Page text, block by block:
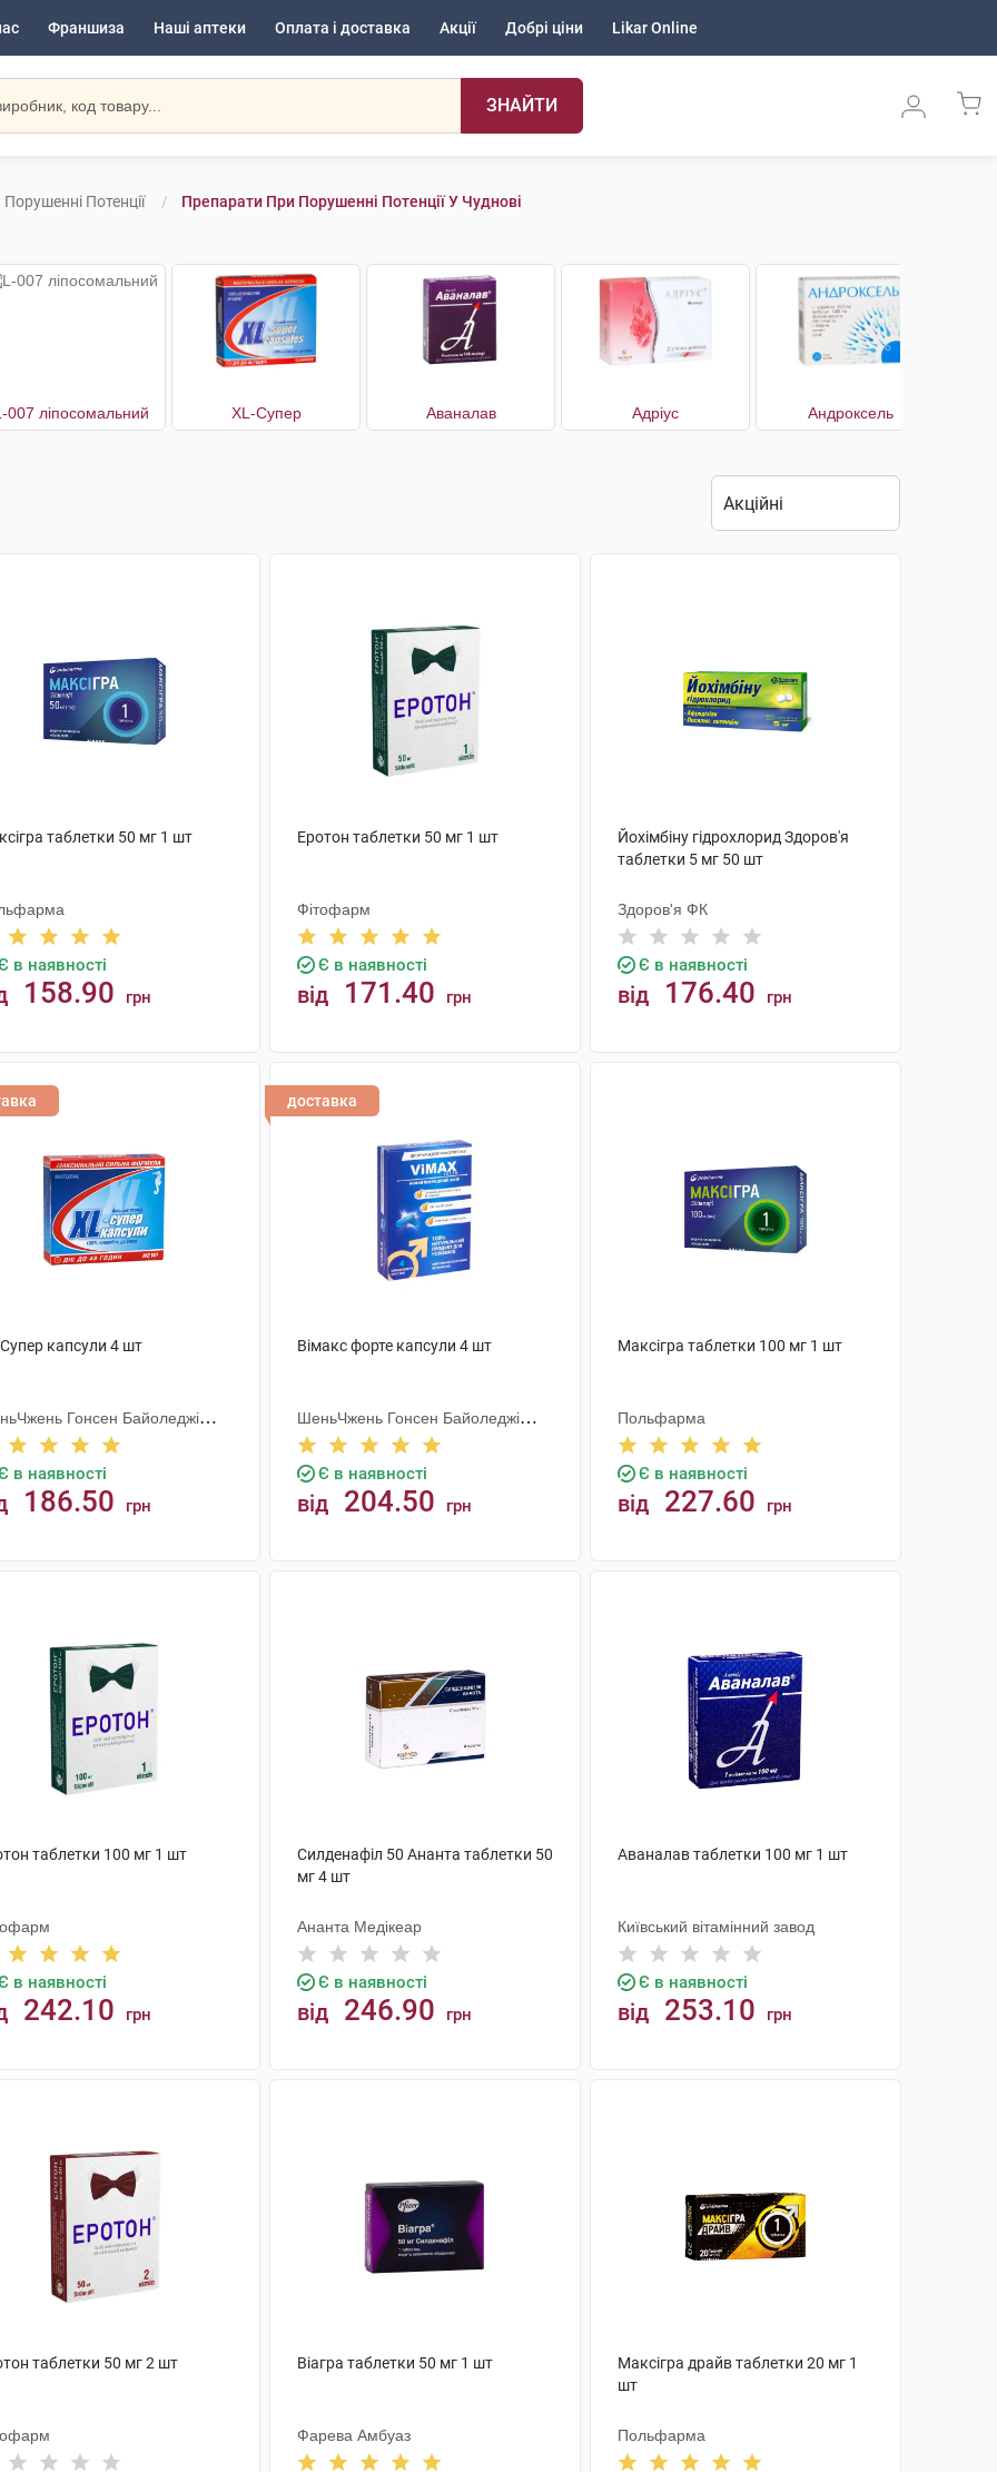
Франшиза Наші аптеки Оплата і доставка Акції Добрі ціни Likar Online
ЗНАЙТИ
Потенції Препарати При Порушенні Потенції У Чуднові
007 ліпосомальний XL-Супер Аваналав Адріус Андроксель
таблетки 50 мг 1 шт
в наявності
158.90 грн
Еротон таблетки 50 мг 1 шт
Фітофарм
Є в наявності
від 171.40 грн
Йохімбіну гідрохлорид Здоров'я
таблетки 5 мг 50 шт
Здоров'я ФК
Є в наявності
від 176.40 грн
капсули 4 шт
Гонсен Байоледжі
Ко. Лтд
в наявності
186.50 грн
доставка
Вімакс форте капсули 4 шт
ШеньЧжень Гонсен Байоледжі
Індастрі Ко. Лтд
Є в наявності
від 204.50 грн
Максігра таблетки 100 мг 1 шт
Польфарма
Є в наявності
від 227.60 грн
таблетки 100 мг 1 шт
в наявності
242.10 грн
Силденафіл 50 Ананта таблетки 50
мг 4 шт
Ананта Медікеар
Є в наявності
від 246.90 грн
Аваналав таблетки 100 мг 1 шт
Київський вітамінний завод
Є в наявності
від 253.10 грн
таблетки 50 мг 2 шт Віагра таблетки 50 мг 1 шт
Фарева Амбуаз
Максігра драйв таблетки 20 мг 1
шт
Польфарма